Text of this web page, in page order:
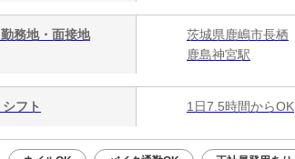
勤務地・面接地
茨城県鹿嶋市長栖
鹿島神宮駅
シフト 1日7.5時間からOK